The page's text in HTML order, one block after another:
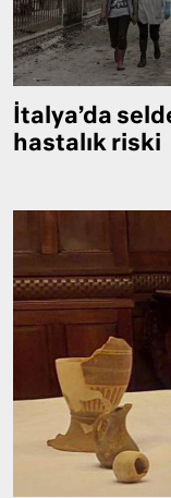
İtalya’da
hastalık riski